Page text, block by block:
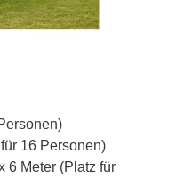
16 Personen)
6 Meter (Platz für